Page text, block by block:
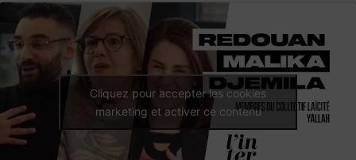
Cliquez pour accepter les cookies
marketing et activer ce contenu